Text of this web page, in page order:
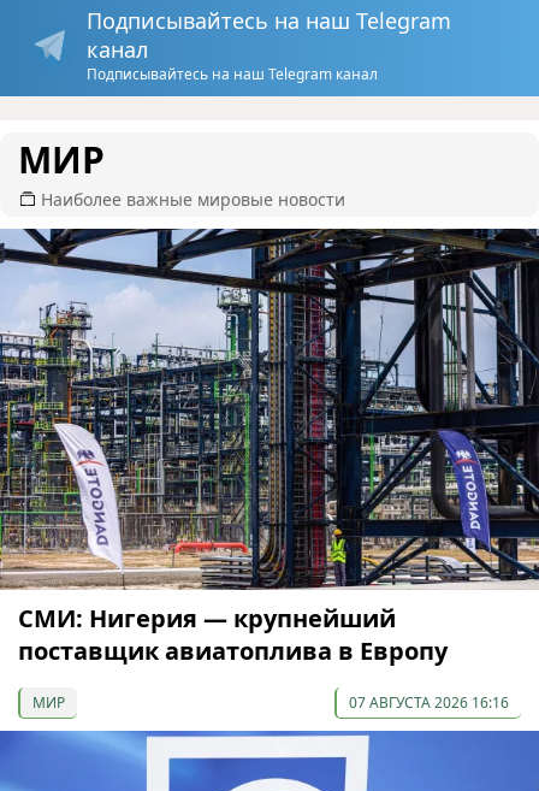
Подписывайтесь на наш Telegram
канал
Подписывайтесь на наш Telegram канал
МИР
Наиболее важные мировые новости
СМИ: Нигерия — крупнейший
поставщик авиатоплива в Европу
МИР 07 АВГУСТА 2026 16:16